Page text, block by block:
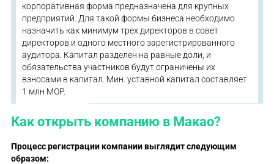
корпоративная форма предназначена для крупных
предприятий. Для такой формы бизнеса необходимо
назначить как минимум трех директоров в совет
директоров и одного местного зарегистрированного
аудитора. Капитал разделен на равные доли, и
обязательства участников будут ограничены их
взносами в капитал. Мин. уставной капитал составляет
1 млн MOP.
Как открыть компанию в Макао?
Процесс регистрации компаниивыглядит следующим
образом: